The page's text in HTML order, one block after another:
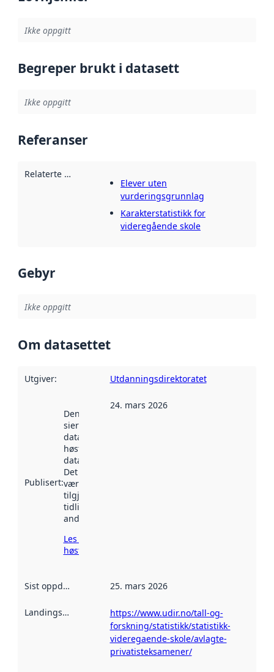
Ikke oppgitt
Begreper brukt i datasett
Ikke oppgitt
Referanser
Relaterte ressurser
Elever uten
vurderingsgrunnlag
Karakterstatistikk for
videregående skole
Gebyr
Ikke oppgitt
Om datasettet
Utgiver: Utdanningsdirektoratet
Publisert:
Denne datoen
sier når
datasettet ble
høstet av
data.norge.no.
Det kan ha
vært
tilgjengelig
tidligere
andre steder.
Les mer om
høsting her
24. mars 2026
Sist oppdatert 25. mars 2026
Landingsside
https://www.udir.no/tall-og-
forskning/statistikk/statistikk-
videregaende-skole/avlagte-
privatisteksamener/